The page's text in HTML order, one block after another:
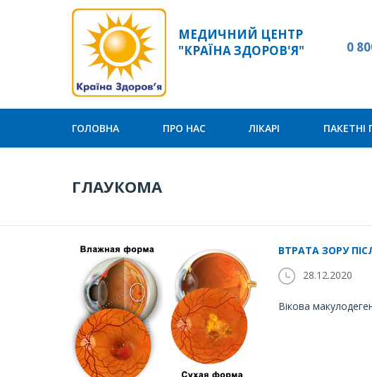
МЕДИЧНИЙ ЦЕНТР
"КРАЇНА ЗДОРОВ'Я"
0
ГОЛОВНА ПРО НАС ЛІКАРІ ПАКЕТНІ
ГЛАУКОМА
ВТРАТА ЗОРУ
28.12.2020
Вікова